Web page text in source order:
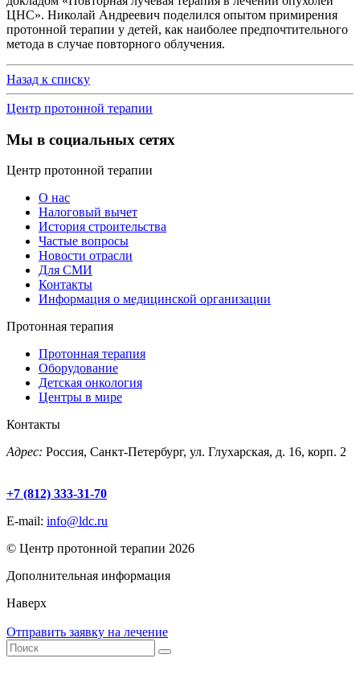
ЦНС». Николай Андреевич поделился опытом примирения
протонной терапии у детей, как наиболее предпочтительного
метода в случае повторного облучения.
Назад к списку
Центр протонной терапии
Мы в социальных сетях
Центр протонной терапии
О нас
Налоговый вычет
История строительства
Частые вопросы
Новости отрасли
Для СМИ
Контакты
Информация о медицинской организации
Протонная терапия
Протонная терапия
Оборудование
Детская онкология
Центры в мире
Контакты
Адрес: Россия, Санкт-Петербург, ул. Глухарская, д. 16, корп. 2
+7 (812) 333-31-70
E-mail: info@ldc.ru
© Центр протонной терапии 2026
Дополнительная информация
Наверх
Отправить заявку на лечение